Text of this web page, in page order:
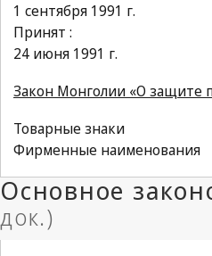
1 сентября 1991 г.
Принят :
24 июня 1991 г.
Закон Монголии «О защите
Товарные знаки
Фирменные наименования